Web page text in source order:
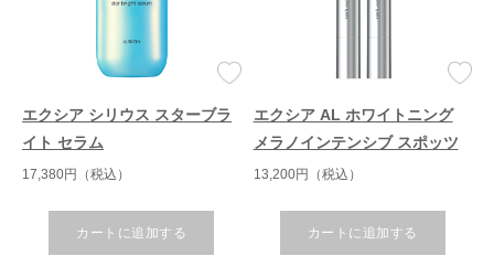
エクシア シリウス スターブラ
イト セラム
17,380円（税込）
カートに追加する
エクシア AL ホワイトニング
メラノインテンシブ スポッツ
13,200円（税込）
カートに追加する